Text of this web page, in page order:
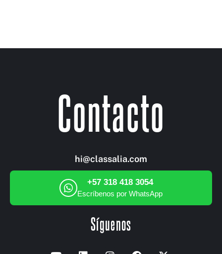
Contacto
hi@classalia.com
+57 318 418 3054
Escríbenos por WhatsApp
Síguenos